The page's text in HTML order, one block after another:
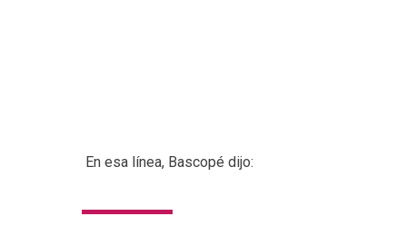
En esa línea, Bascopé dijo: